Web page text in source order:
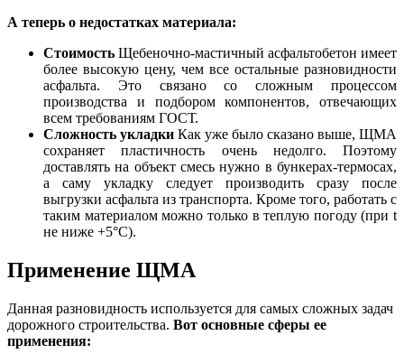
А теперь о недостатках материала:
Стоимость Щебеночно-мастичный асфальтобетон имеет
более высокую цену, чем все остальные разновидности
асфальта. Это связано со сложным процессом
производства и подбором компонентов, отвечающих
всем требованиям ГОСТ.
Сложность укладки Как уже было сказано выше, ЩМА
сохраняет пластичность очень недолго. Поэтому
доставлять на объект смесь нужно в бункерах-термосах,
а саму укладку следует производить сразу после
выгрузки асфальта из транспорта. Кроме того, работать с
таким материалом можно только в теплую погоду (при t
не ниже +5°C).
Применение ЩМА
Данная разновидность используется для самых сложных задач
дорожного строительства. Вот основные сферы ее
применения: